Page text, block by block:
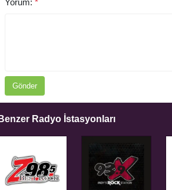
Gönder
Benzer Radyo İstasyonları